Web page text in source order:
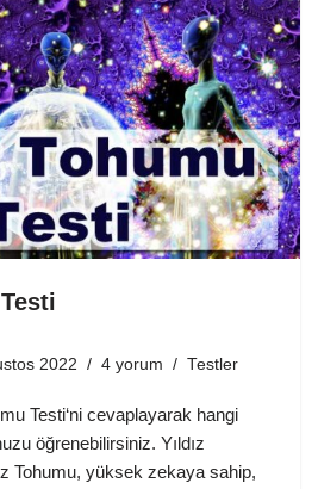
2022 4 yorum Testler
Testi‘ni cevaplayarak hangi
öğrenebilirsiniz. Yıldız
Tohumu, yüksek zekaya sahip,